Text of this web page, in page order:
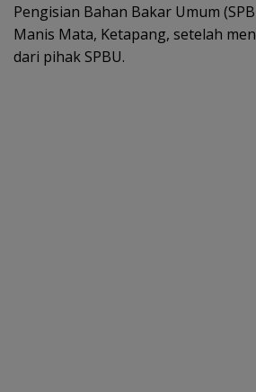
Pengisian Bahan Bakar Umum
Manis Mata, Ketapang, setelah
dari pihak SPBU.